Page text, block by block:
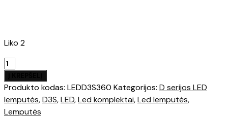
Liko 2
produkto
D3S
LED
LEMPUTĖS
Produkto kodas: LEDD3S360 Kategorijos: D serijos LED
lemputės,D3S,LED,Led komplektai,Led lemputės,
Lemputės